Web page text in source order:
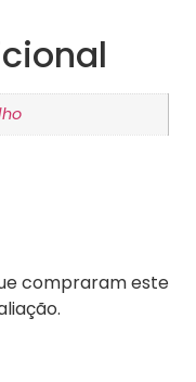
compraram este